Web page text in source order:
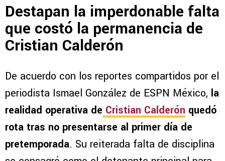
Destapan la imperdonable falta
que costó la permanencia de
Cristian Calderón
De acuerdo con los reportes compartidos por el
periodista Ismael González de ESPN México, la
realidad operativa de Cristian Calderón quedó
rota tras no presentarse al primer día de
pretemporada. Su reiterada falta de disciplina